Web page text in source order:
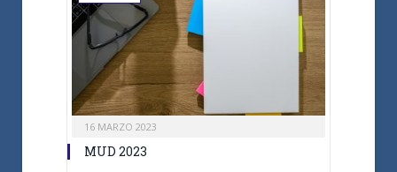
16 MARZO 2023
MUD 2023